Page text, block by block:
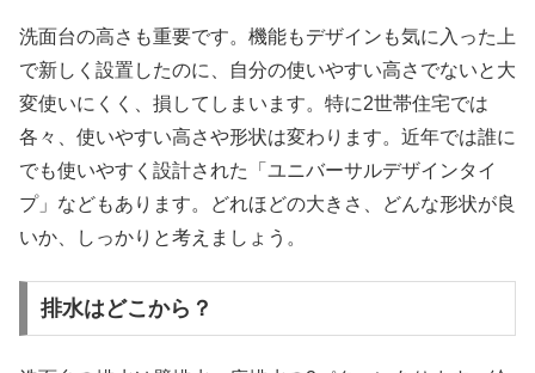
洗面台の高さも重要です。機能もデザインも気に入った上
で新しく設置したのに、自分の使いやすい高さでないと大
変使いにくく、損してしまいます。特に2世帯住宅では
各々、使いやすい高さや形状は変わります。近年では誰に
でも使いやすく設計された「ユニバーサルデザインタイ
プ」などもあります。どれほどの大きさ、どんな形状が良
いか、しっかりと考えましょう。
排水はどこから？